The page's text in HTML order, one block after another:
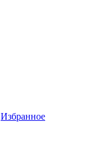
Избранное